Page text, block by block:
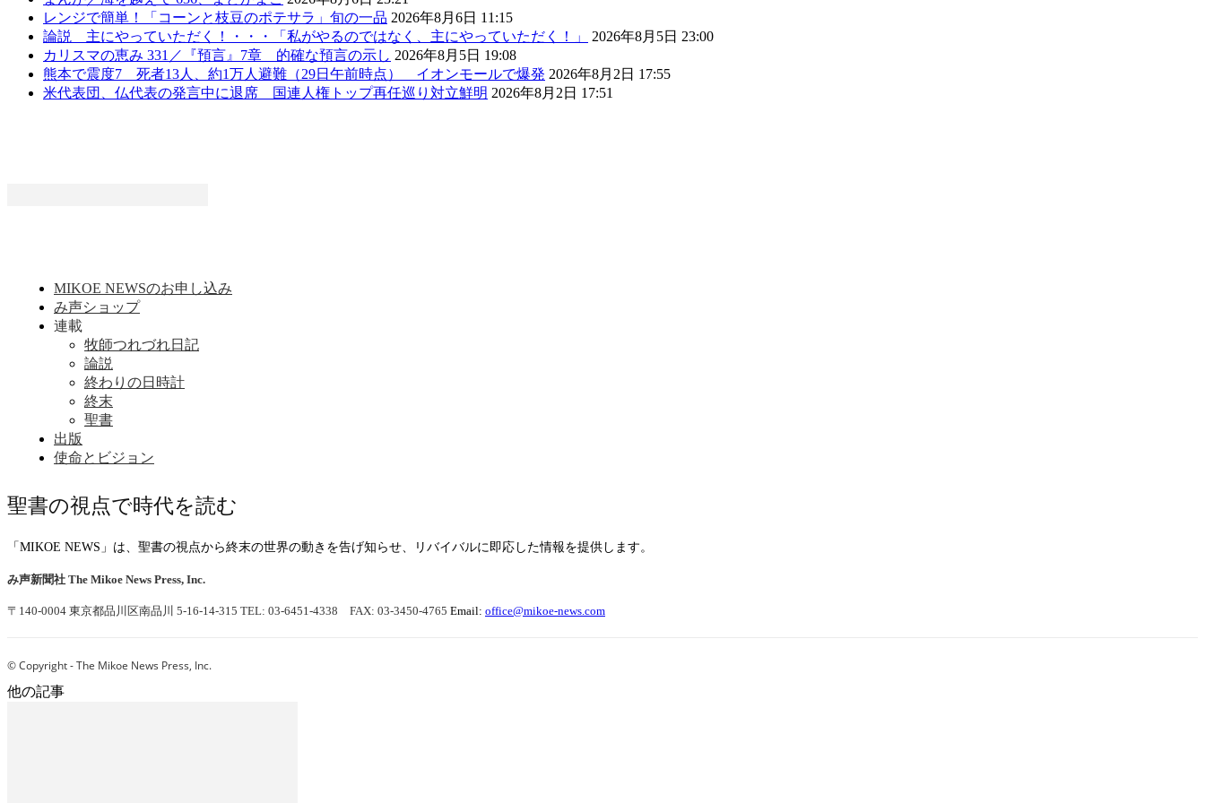
レンジで簡単！「コーンと枝豆のポテサラ」旬の一品 2026年8月6日 11:15
論説 主にやっていただく！・・・「私がやるのではなく、主にやっていただく！」
2026年8月5日 23:00
カリスマの恵み 331／『預言』7章 的確な預言の示し 2026年8月5日 19:08
熊本で震度7 死者13人、約1万人避難（29日午前時点） イオンモールで爆発 2026年8月2日 17:55
米代表団、仏代表の発言中に退席 国連人権トップ再任巡り対立鮮明 2026年8月2日 17:51
MIKOE NEWSのお申し込み
み声ショップ
連載
牧師つれづれ日記
論説
終わりの日時計
終末
聖書
出版
使命とビジョン
聖書の視点で時代を読む
「MIKOE NEWS」は、聖書の視点から終末の世界の動きを告げ知らせ、リバイバルに即応した情報を提供します。
み声新聞社 The Mikoe News Press, Inc.
〒140-0004 東京都品川区南品川 5-16-14-315 TEL: 03-6451-4338 FAX: 03-3450-4765 Email: office@mikoe-news.com
© Copyright - The Mikoe News Press, Inc.
他の記事